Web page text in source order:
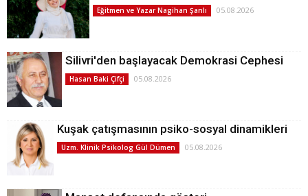
Eğitmen ve Yazar Nagihan Şanlı 05.08.2026
Silivri'den başlayacak Demokrasi Cephesi
Hasan Baki Çifçi 05.08.2026
Kuşak çatışmasının psiko-sosyal dinamikleri
Uzm. Klinik Psikolog Gül Dümen 05.08.2026